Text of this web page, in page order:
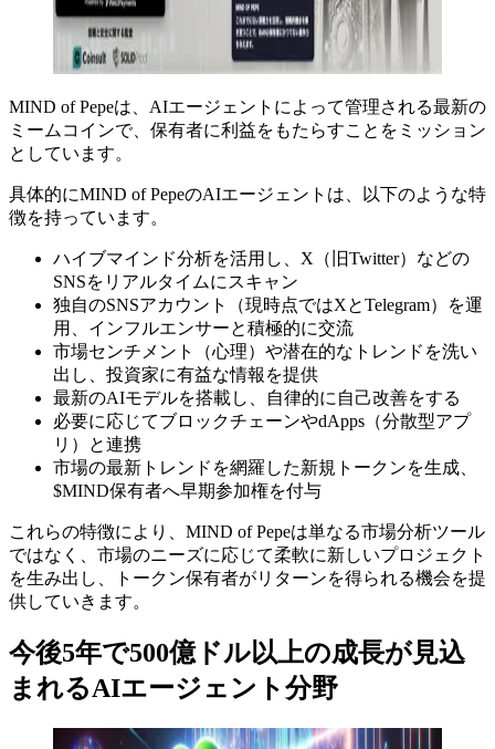
MIND of Pepeは、AIエージェントによって管理される最新の
ミームコインで、保有者に利益をもたらすことをミッション
としています。
具体的にMIND of PepeのAIエージェントは、以下のような特
徴を持っています。
ハイブマインド分析を活用し、X（旧Twitter）などの
SNSをリアルタイムにスキャン
独自のSNSアカウント（現時点ではXとTelegram）を運
用、インフルエンサーと積極的に交流
市場センチメント（心理）や潜在的なトレンドを洗い
出し、投資家に有益な情報を提供
最新のAIモデルを搭載し、自律的に自己改善をする
必要に応じてブロックチェーンやdApps（分散型アプ
リ）と連携
市場の最新トレンドを網羅した新規トークンを生成、
$MIND保有者へ早期参加権を付与
これらの特徴により、MIND of Pepeは単なる市場分析ツール
ではなく、市場のニーズに応じて柔軟に新しいプロジェクト
を生み出し、トークン保有者がリターンを得られる機会を提
供していきます。
今後5年で500億ドル以上の成長が見込
まれるAIエージェント分野